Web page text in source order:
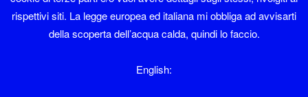
scafa = s.f. – bazza; cengia.
scagn = s.m. – scanno rustico a tre o quattro gambe con
mungitura, senza schienale.
rispettivi siti. La legge europea ed italiana mi obbliga ad avvisarti
della scoperta dell’acqua calda, quindi lo faccio.
English: